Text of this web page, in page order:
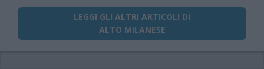
LEGGI GLI ALTRI ARTICOLI DI
ALTO MILANESE